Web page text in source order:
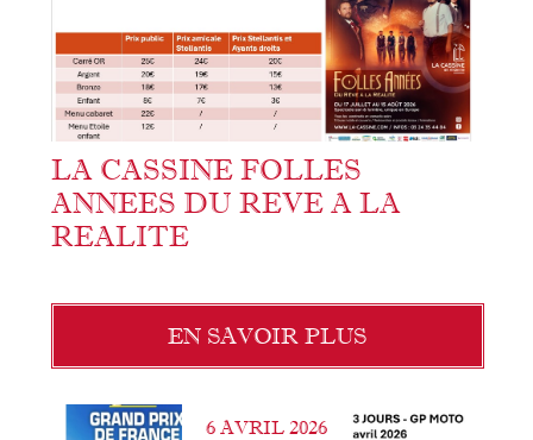
LA CASSINE FOLLES
ANNEES DU REVE A LA
REALITE
EN SAVOIR PLUS
6 AVRIL 2026